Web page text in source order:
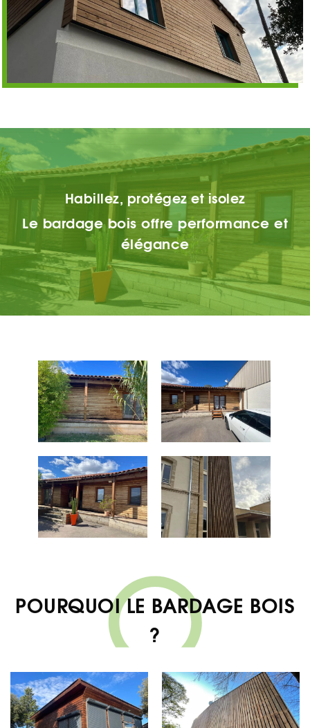
Habillez, protégez et isolez
Le bardage bois offre performance et
élégance
POURQUOI LE BARDAGE BOIS
?